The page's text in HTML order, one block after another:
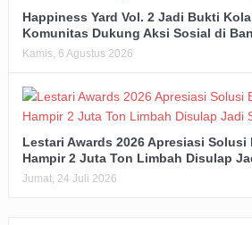
Happiness Yard Vol. 2 Jadi Bukti
Komunitas Dukung Aksi Sosial di
Kamis, 6 Agustus 2026
Lestari Awards 2026 Apresiasi
Hampir 2 Juta Ton Limbah Disulap
Jumat, 24 Juli 2026